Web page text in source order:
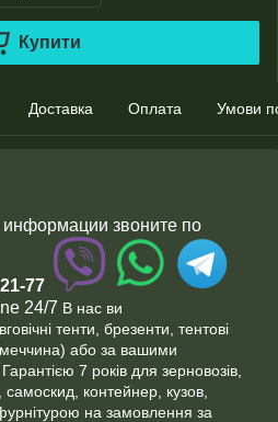
Купити
Доставка Оплата Умови
информации звоните по
77
24/7 В нас ви
тенти, брезенти, тентові
або за вашими
7 років для зерновозів,
контейнер, кузов,
на замовлення за